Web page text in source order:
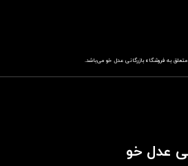
به فروشگاهباز​​​​​​​رگانی عدل خو می‌باشد.
عدل خو